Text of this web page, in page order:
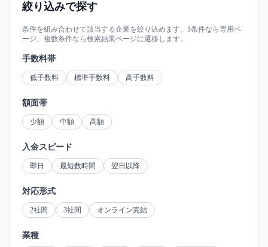
絞り込みで探す
条件を組み合わせて該当する企業を絞り込めます。1条件なら専用ペ
ージ、複数条件なら検索結果ページに遷移します。
手数料帯
低手数料 標準手数料 高手数料
額面帯
少額 中額 高額
入金スピード
即日 最短数時間 翌日以降
対応形式
2社間 3社間 オンライン完結
業種